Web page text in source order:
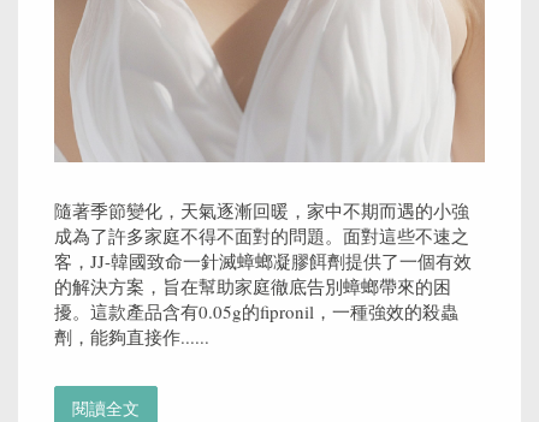
隨著季節變化，天氣逐漸回暖，家中不期而遇的小強
成為了許多家庭不得不面對的問題。面對這些不速之
客，JJ-韓國致命一針滅蟑螂凝膠餌劑提供了一個有效
的解決方案，旨在幫助家庭徹底告別蟑螂帶來的困
擾。這款產品含有0.05g的fipronil，一種強效的殺蟲
劑，能夠直接作......
閱讀全文